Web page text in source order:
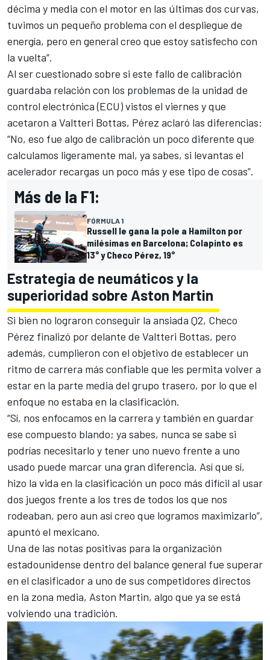
décima y media con el motor en las últimas dos curvas,
tuvimos un pequeño problema con el despliegue de
energía, pero en general creo que estoy satisfecho con
la vuelta”.
Al ser cuestionado sobre si este fallo de calibración
guardaba relación con los problemas de la unidad de
control electrónica (ECU) vistos el viernes y que
acetaron a Valtteri Bottas, Pérez aclaró las diferencias:
“No, eso fue algo de calibración un poco diferente que
calculamos ligeramente mal, ya sabes, si levantas el
acelerador recargas un poco más y ese tipo de cosas”.
Más de la F1:
FÓRMULA 1
Russell le gana la pole a Hamilton por
milésimas en Barcelona; Colapinto es
13° y Checo Pérez, 19°
Estrategia de neumáticos y la
superioridad sobre Aston Martin
Si bien no lograron conseguir la ansiada Q2, Checo
Pérez finalizó por delante de Valtteri Bottas, pero
además, cumplieron con el objetivo de establecer un
ritmo de carrera más confiable que les permita volver a
estar en la parte media del grupo trasero, por lo que el
enfoque no estaba en la clasificación.
“Sí, nos enfocamos en la carrera y también en guardar
ese compuesto blando; ya sabes, nunca se sabe si
podrías necesitarlo y tener uno nuevo frente a uno
usado puede marcar una gran diferencia. Así que sí,
hizo la vida en la clasificación un poco más difícil al usar
dos juegos frente a los tres de todos los que nos
rodeaban, pero aun así creo que logramos maximizarlo”,
apuntó el mexicano.
Una de las notas positivas para la organización
estadounidense dentro del balance general fue superar
en el clasificador a uno de sus competidores directos
en la zona media, Aston Martin, algo que ya se está
volviendo una tradición.